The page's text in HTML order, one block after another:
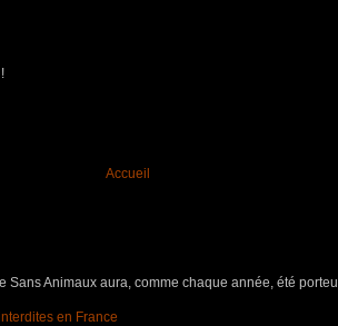
Accueil
Animaux aura, comme chaque année, été
en France